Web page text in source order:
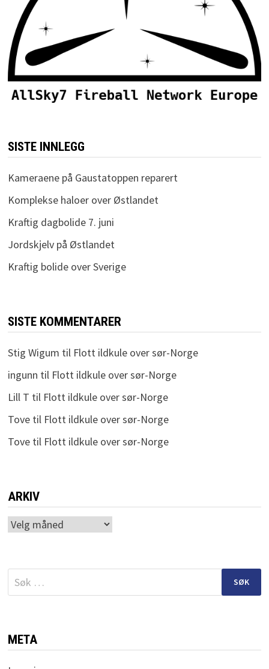
SISTE INNLEGG
Kameraene på Gaustatoppen reparert
Komplekse haloer over Østlandet
Kraftig dagbolide 7. juni
Jordskjelv på Østlandet
Kraftig bolide over Sverige
SISTE KOMMENTARER
Stig Wigum til Flott ildkule over sør-Norge
ingunn til Flott ildkule over sør-Norge
Lill T til Flott ildkule over sør-Norge
Tovetil Flott ildkule over sør-Norge
Tovetil Flott ildkule over sør-Norge
ARKIV
Arkiv
Søk
etter:
META